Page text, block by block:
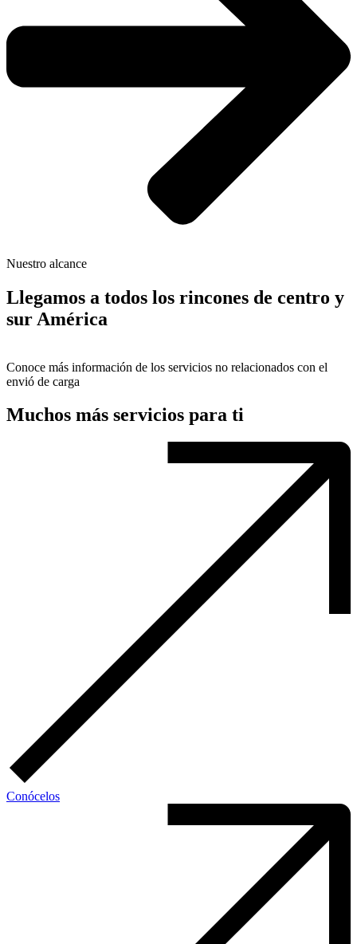
Nuestro alcance
Llegamos a todos los rincones de centro y
sur América
Conoce más información de los servicios no relacionados con el
envió de carga
Muchos más servicios para ti
Conócelos